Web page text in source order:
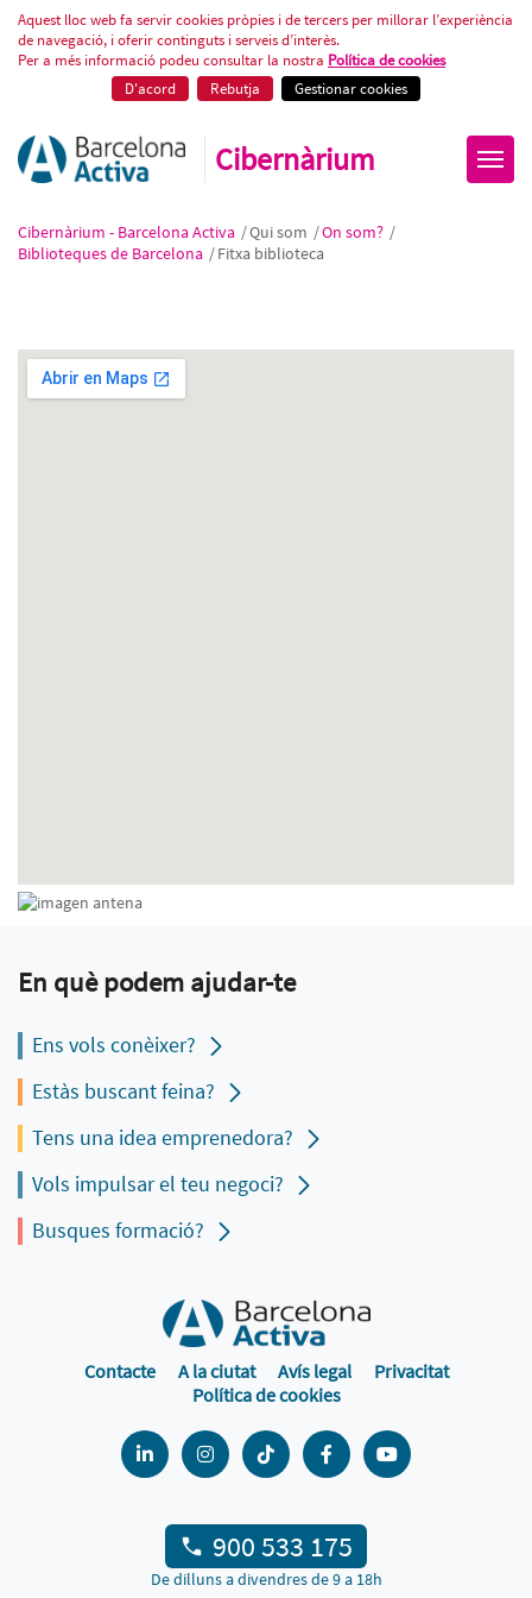
Fitxa biblioteca
Aquest lloc web fa servir cookies pròpies i de tercers per millorar l’experiència
de navegació, i oferir continguts i serveis d’interès.
Per a més informació podeu consultar la nostra Política de cookies
D'acord
Rebutja Gestionar cookies
Cibernàrium
Cibernàrium - Barcelona Activa /Qui som /On som? /
Biblioteques de Barcelona /Fitxa biblioteca
En què podem ajudar-te
Ens vols conèixer?
Estàs buscant feina?
Tens una idea emprenedora?
Vols impulsar el teu negoci?
Busques formació?
Contacte A la ciutat Avís legal
Privacitat
Política de cookies
900 533 175
De dilluns a divendres de 9 a 18h